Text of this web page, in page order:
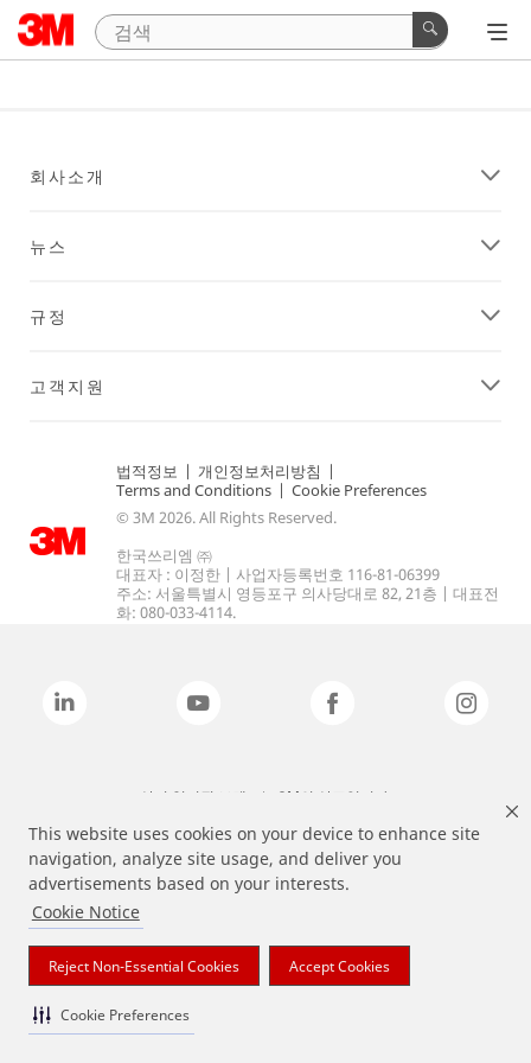
This website uses cookies on your device to enhance site
navigation, analyze site usage, and deliver you
advertisements based on your interests.
Cookie Notice
Reject Non-Essential Cookies Accept Cookies
Cookie Preferences
회사소개
뉴스
규정
고객지원
법적정보 | 개인정보처리방침 |
Terms and Conditions | Cookie Preferences
© 3M 2026. All Rights Reserved.
한국쓰리엠 ㈜
대표자 : 이정한 | 사업자등록번호 116-81-06399
주소: 서울특별시 영등포구 의사당대로 82, 21층 | 대표전
화: 080-033-4114.
상기 열거된 브랜드는 3M의 상표입니다.